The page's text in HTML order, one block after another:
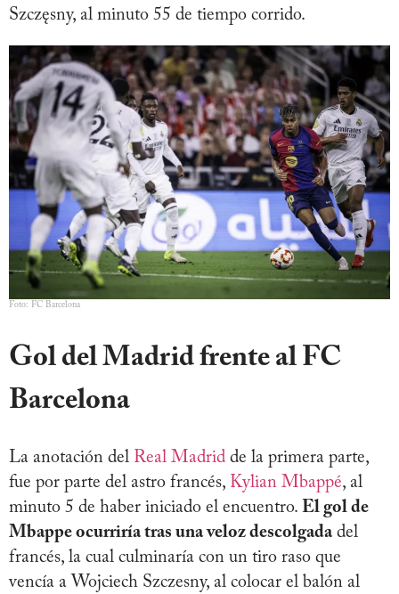
Szczęsny, al minuto 55 de tiempo corrido.
Foto: FC Barcelona
Gol del Madrid frente al FC
Barcelona
La anotación del Real Madrid de la primera parte,
fue por parte del astro francés, Kylian Mbappé, al
minuto 5 de haber iniciado el encuentro. El gol de
Mbappe ocurriría tras una veloz descolgadadel
francés, la cual culminaría con un tiro raso que
vencía a Wojciech Szczesny, al colocar el balón al